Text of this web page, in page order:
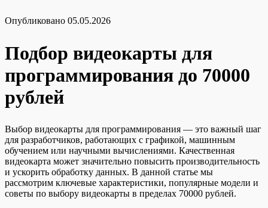
Опубликовано 05.05.2026
Подбор видеокарты для
программирования до 70000
рублей
Выбор видеокарты для программирования — это важный шаг
для разработчиков, работающих с графикой, машинным
обучением или научными вычислениями. Качественная
видеокарта может значительно повысить производительность
и ускорить обработку данных. В данной статье мы
рассмотрим ключевые характеристики, популярные модели и
советы по выбору видеокарты в пределах 70000 рублей.